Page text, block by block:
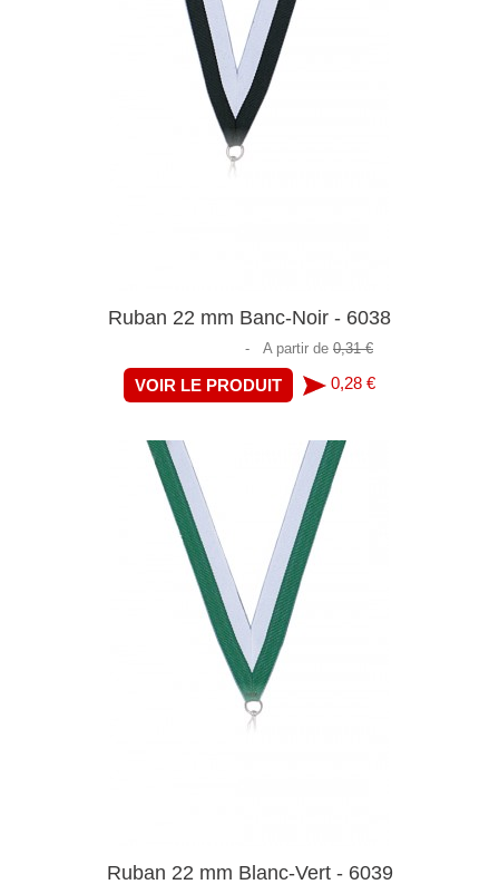
Ruban 22 mm Banc-Noir - 6038
- A partir de 0,31 €
VOIR LE PRODUIT 0,28 €
Ruban 22 mm Blanc-Vert - 6039